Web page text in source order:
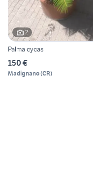
2
Palma cycas
150 €
Madignano(CR)